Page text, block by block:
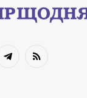
TelegramRSS